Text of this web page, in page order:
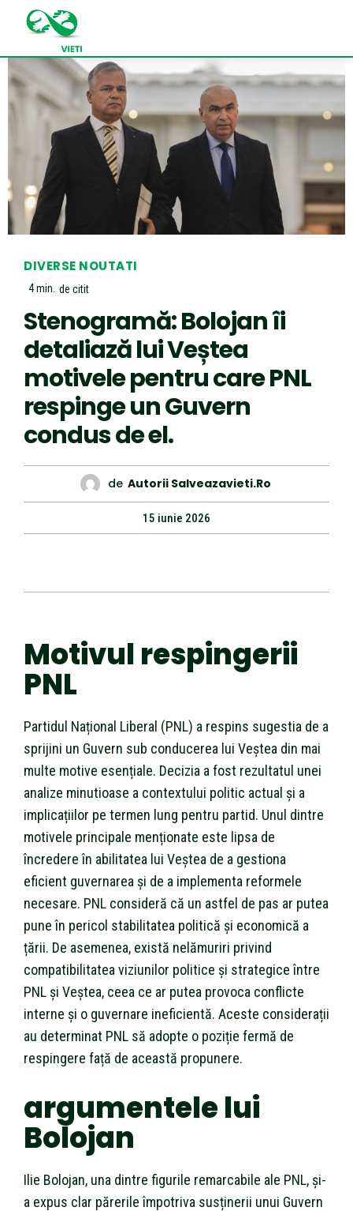
DIVERSE NOUTATI
4min. de citit
Stenogramă: Bolojan îi
detaliază lui Veștea
motivele pentru care PNL
respinge un Guvern
condus de el.
de Autorii Salveazavieti.ro
15 iunie 2026
Motivul respingerii
PNL
Partidul Național Liberal (PNL) a respins sugestia de a
sprijini un Guvern sub conducerea lui Veștea din mai
multe motive esențiale. Decizia a fost rezultatul unei
analize minutioase a contextului politic actual și a
implicațiilor pe termen lung pentru partid. Unul dintre
motivele principale menționate este lipsa de
încredere în abilitatea lui Veștea de a gestiona
eficient guvernarea și de a implementa reformele
necesare. PNL consideră că un astfel de pas ar putea
pune în pericol stabilitatea politică și economică a
țării. De asemenea, există nelămuriri privind
compatibilitatea viziunilor politice și strategice între
PNL și Veștea, ceea ce ar putea provoca conflicte
interne și o guvernare ineficientă. Aceste considerații
au determinat PNL să adopte o poziție fermă de
respingere față de această propunere.
argumentele lui
Bolojan
Ilie Bolojan, una dintre figurile remarcabile ale PNL, și-
a expus clar părerile împotriva susținerii unui Guvern